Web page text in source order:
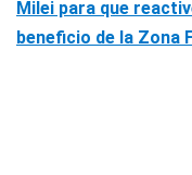
Milei para que
beneficio de la Zona